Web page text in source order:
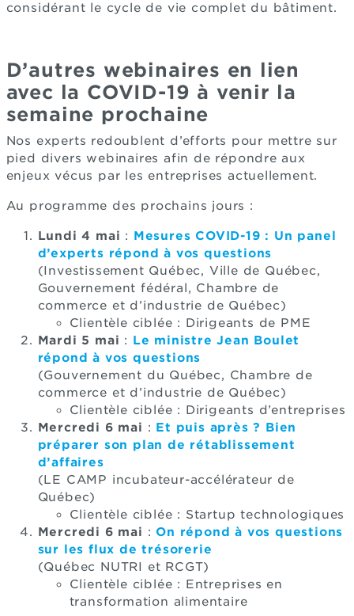
considérant le cycle de vie complet du bâtiment.
D’autres webinaires en lien
avec la COVID-19 à venir la
semaine prochaine
Nos experts redoublent d’efforts pour mettre sur
pied divers webinaires afin de répondre aux
enjeux vécus par les entreprises actuellement.
Au programme des prochains jours :
Lundi 4 mai : Mesures COVID-19 : Un panel
d’experts répond à vos questions
(Investissement Québec, Ville de Québec,
Gouvernement fédéral, Chambre de
commerce et d’industrie de Québec)
Clientèle ciblée : Dirigeants de PME
Mardi 5 mai : Le ministre Jean Boulet
répond à vos questions
(Gouvernement du Québec, Chambre de
commerce et d’industrie de Québec)
Clientèle ciblée : Dirigeants d’entreprises
Mercredi 6 mai : Et puis après ? Bien
préparer son plan de rétablissement
d’affaires
(LE CAMP incubateur-accélérateur de
Québec)
Clientèle ciblée : Startup technologiques
Mercredi 6 mai : On répond à vos questions
sur les flux de trésorerie
(Québec NUTRI et RCGT)
Clientèle ciblée : Entreprises en
transformation alimentaire